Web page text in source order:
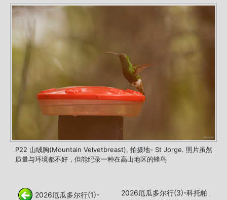
P22 山绒胸(Mountain Velvetbreast), 拍摄地- St Jorge. 照片虽然
质量与环境都不好，但能纪录一种在高山地区的蜂鸟
2026厄瓜多尔行(1)-
2026厄瓜多尔行(3)-科托帕